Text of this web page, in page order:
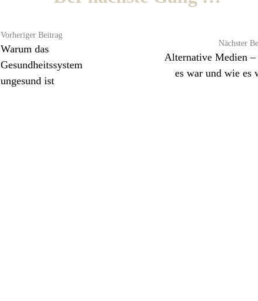
Vorheriger Beitrag
Warum das
Gesundheitssystem
ungesund ist
Nächster
Alternative Medien
es war und wie es